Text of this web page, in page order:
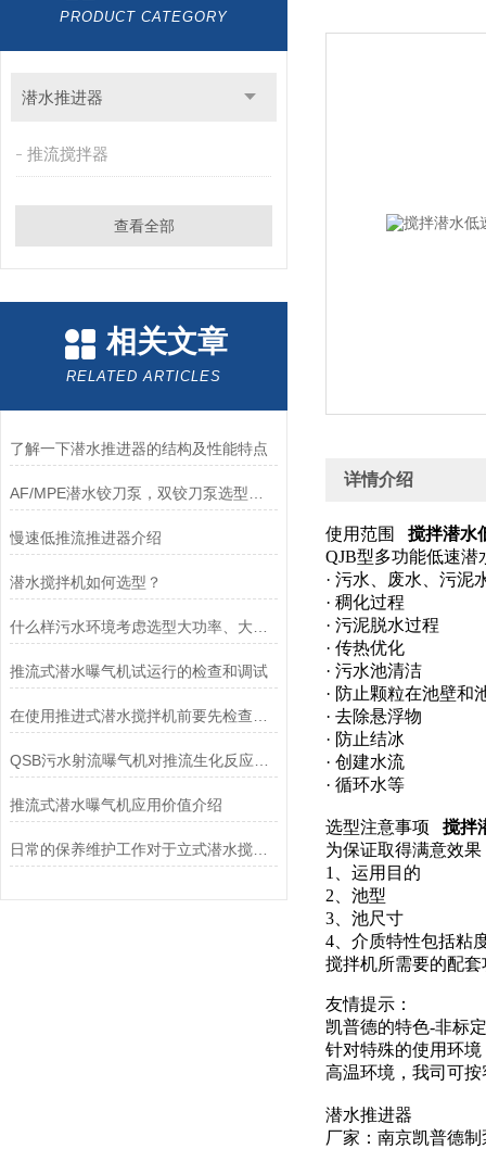
PRODUCT CATEGORY
潜水推进器
推流搅拌器
查看全部
相关文章
RELATED ARTICLES
了解一下潜水推进器的结构及性能特点
慢速低推流推进器介绍
潜水搅拌机如何选型？
推流式潜水曝气机试运行的检查和调试
推流式潜水曝气机应用价值介绍
日常的保养维护工作对于立式潜水搅拌机来说是很重要
详情介绍
使用范围 搅拌潜水
QJB型多功能低速
· 污水、废水、污泥
· 稠化过程
· 污泥脱水过程
· 传热优化
· 污水池清洁
· 防止颗粒在池壁和
· 去除悬浮物
· 防止结冰
· 创建水流
· 循环水等
选型注意事项 搅拌
为保证取得满意效
1、运用目的
2、池型
3、池尺寸
4、介质特性包括粘
搅拌机所需要的配
友情提示：
凯普德的特色-非标
针对特殊的使用环
高温环境，我司可
潜水推进器
厂家：南京凯普德